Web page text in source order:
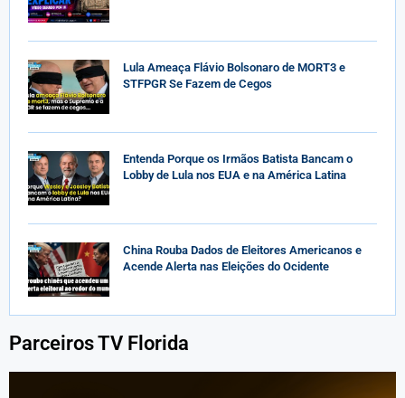
Lula Ameaça Flávio Bolsonaro de MORT3 e
STFPGR Se Fazem de Cegos
Entenda Porque os Irmãos Batista Bancam o
Lobby de Lula nos EUA e na América Latina
China Rouba Dados de Eleitores Americanos e
Acende Alerta nas Eleições do Ocidente
Parceiros TV Florida